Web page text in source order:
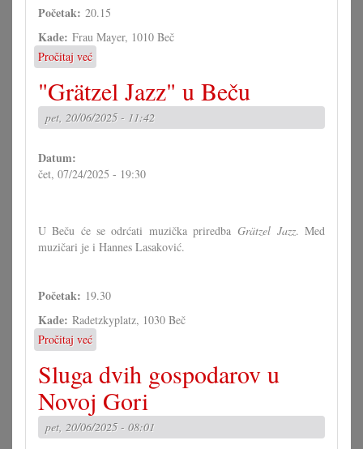
Početak: 20.15
Kade: Frau Mayer, 1010 Beč
Pročitaj već
Jive
for
Five
"Grätzel Jazz" u Beču
pet, 20/06/2025 - 11:42
Datum:
čet, 07/24/2025 - 19:30
U Beču će se odrćati muzička priredbaGrätzel Jazz. Med
muzičari je i Hannes Lasaković.
Početak: 19.30
Kade: Radetzkyplatz, 1030 Beč
Pročitaj već
"Grätzel
Jazz"
u
Beču
Sluga dvih gospodarov u
Novoj Gori
pet, 20/06/2025 - 08:01